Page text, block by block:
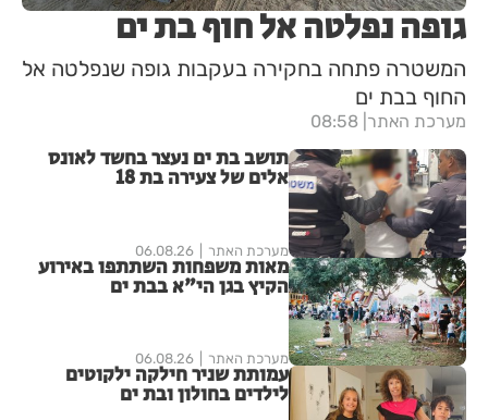
גופה נפלטה אל חוף בת ים
המשטרה פתחה בחקירה בעקבות גופה שנפלטה אל
החוף בבת ים
מערכת האתר 08:58
תושב בת ים נעצר בחשד לאונס
אלים של צעירה בת 18
מערכת האתר 06.08.26
מאות משפחות השתתפו באירוע
הקיץ בגן הי"א בבת ים
מערכת האתר 06.08.26
עמותת שניר חילקה ילקוטים
לילדים בחולון ובת ים